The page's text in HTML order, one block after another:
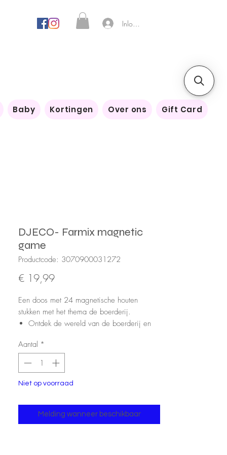
Inloggen
Baby Kortingen Over ons Gift Card
DJECO- Farmix magnetic
game
Productcode: 3070900031272
€ 19,99Prijs
Een doos met 24 magnetische houten
stukken met het thema de boerderij.
Ontdek de wereld van de boerderij en
Onderstevende illustraties die de kleintjes
aanspreken.
Een doos voor eenvoudige opslag.
Stel je voor om te spelen en verhalen uit
FSC gecertificeerd houtproduct.
Aantal *
Niet op voorraad
Melding wanneer beschikbaar